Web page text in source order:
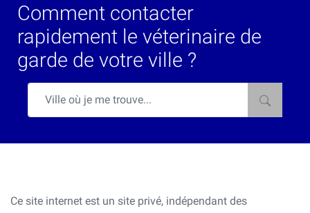
Comment contacter
rapidement le véterinaire de
garde de votre ville ?
Ce site internet est un site privé, indépendant des